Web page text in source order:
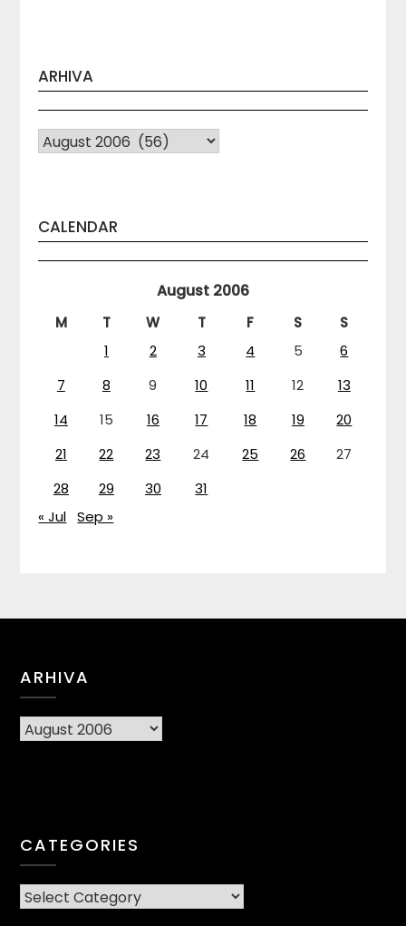
ARHIVA
Arhiva
CALENDAR
August 2006
M T W T F S
S
1
2 3 4 5
6
7
8 9 10 11 12
13
14
15 16 17 18 19
20
21
22 23 24 25 26
27
28
29 30
31
« Jul Sep »
ARHIVA
Arhiva
CATEGORIES
CATEGORIES